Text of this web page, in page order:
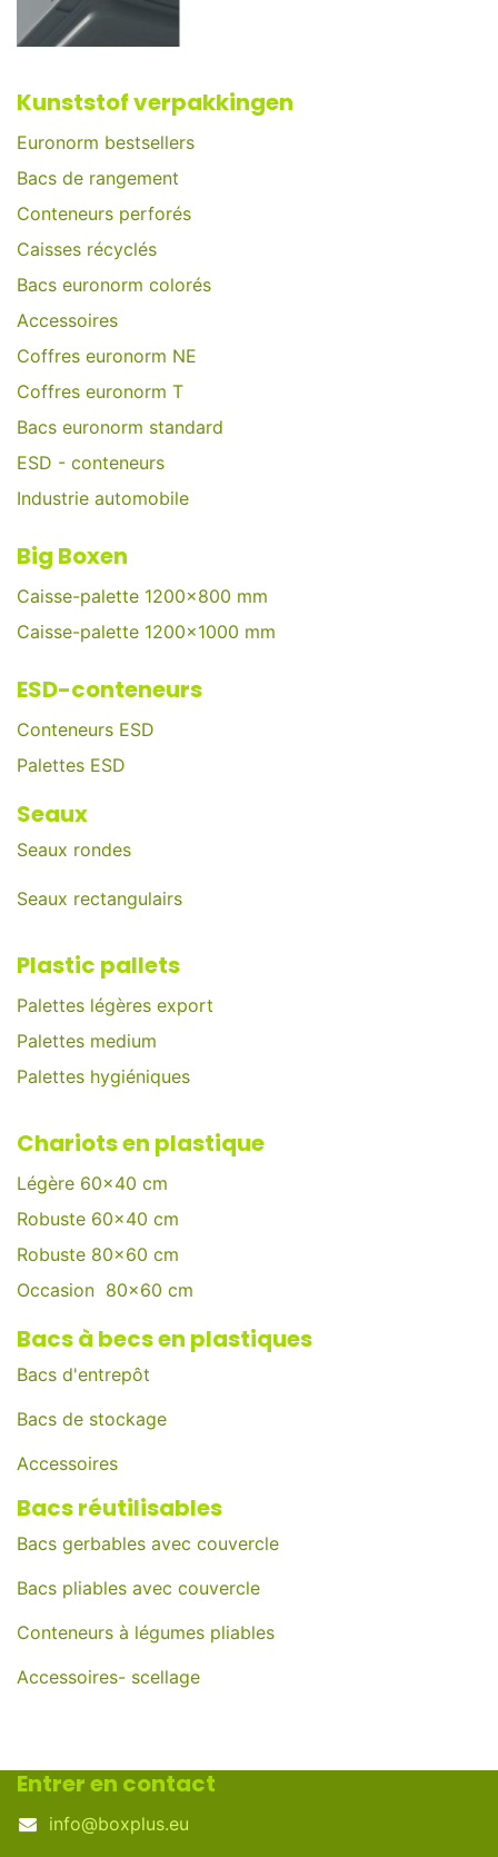
Kunststof verpakkingen
Euronorm bestsellers
Bacs de rangement
Conteneurs perforés
Caisses récyclés
Bacs euronorm colorés
Accessoires
Coffres euronorm NE
Coffres euronorm T
Bacs euronorm standard
ESD - conteneurs
Industrie automobile
Big Boxen
Caisse-palette 1200x800 mm
Caisse-palette 1200x1000 mm
ESD-conteneurs
Conteneurs ESD
Palettes ESD
Seaux
Seaux rondes
Seaux rectangulairs
Plastic pallets
Palettes légères export
Palettes medium
Palettes hygiéniques
Chariots en plastique
Légère 60x40 cm
Robuste 60x40 cm
Robuste 80x60 cm
Occasion 80x60 cm
Bacs à becs en plastiques
Bacs d'entrepôt
Bacs de stockage
Accessoires
Bacs réutilisables
Bacs gerbables avec couvercle
Bacs pliables avec couvercle
Conteneurs à légumes pliables
Accessoires- scellage
Entrer en contact
info@boxplus.eu